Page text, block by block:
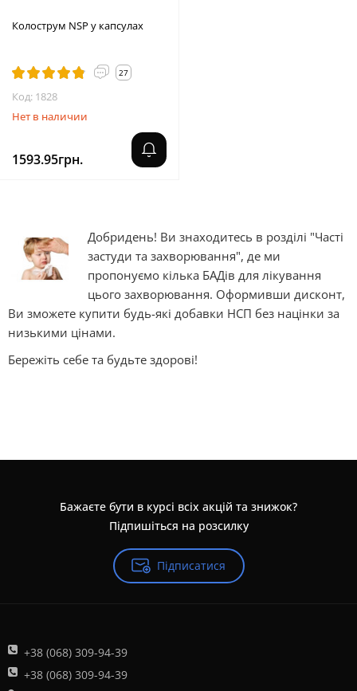
Колострум NSP у капсулах
27
Код: 1828
Нет в наличии
1593.95грн.
Добридень! Ви знаходитесь в розділі "Часті
застуди та захворювання", де ми
пропонуємо кілька БАДів для лікування
цього захворювання. Оформивши дисконт,
Ви зможете купити будь-які добавки НСП без націнки за
низькими цінами.
Бережіть себе та будьте здорові!
Бажаєте бути в курсі всіх акцій та знижок?
Підпишіться на розсилку
Підписатися
+38 (068) 309-94-39
+38 (068) 309-94-39